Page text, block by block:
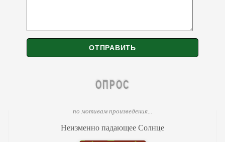
ОПРОС
по мотивам произведения...
Неизменно падающее Солнце